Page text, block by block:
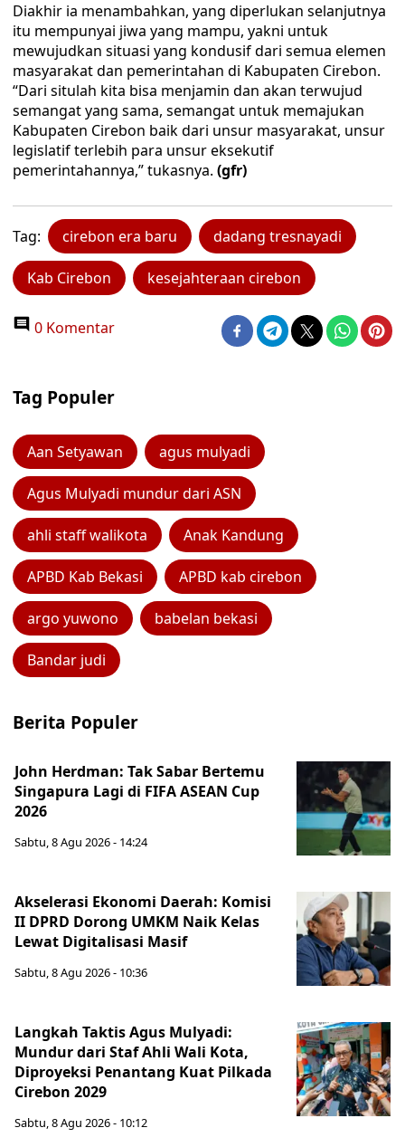
Diakhir ia menambahkan, yang diperlukan selanjutnya
itu mempunyai jiwa yang mampu, yakni untuk
mewujudkan situasi yang kondusif dari semua elemen
masyarakat dan pemerintahan di Kabupaten Cirebon.
“Dari situlah kita bisa menjamin dan akan terwujud
semangat yang sama, semangat untuk memajukan
Kabupaten Cirebon baik dari unsur masyarakat, unsur
legislatif terlebih para unsur eksekutif
pemerintahannya,” tukasnya. (gfr)
Tag: cirebon era baru dadang tresnayadi
Kab Cirebon kesejahteraan cirebon
0 Komentar
Tag Populer
Aan Setyawan agus mulyadi
Agus Mulyadi mundur dari ASN
ahli staff walikota Anak Kandung
APBD Kab Bekasi APBD kab cirebon
argo yuwono babelan bekasi
Bandar judi
Berita Populer
John Herdman: Tak Sabar Bertemu
Singapura Lagi di FIFA ASEAN Cup
2026
Sabtu, 8 Agu 2026 - 14:24
Akselerasi Ekonomi Daerah: Komisi
II DPRD Dorong UMKM Naik Kelas
Lewat Digitalisasi Masif
Sabtu, 8 Agu 2026 - 10:36
Langkah Taktis Agus Mulyadi:
Mundur dari Staf Ahli Wali Kota,
Diproyeksi Penantang Kuat Pilkada
Cirebon 2029
Sabtu, 8 Agu 2026 - 10:12